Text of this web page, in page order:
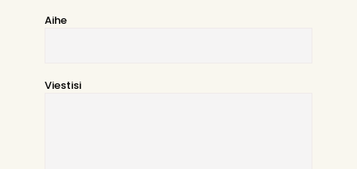
Aihe
Viestisi